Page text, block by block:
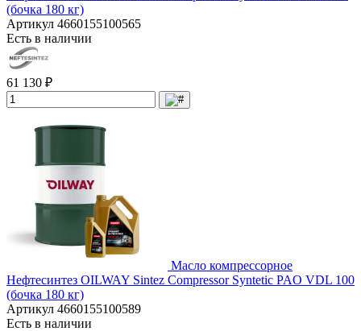
(бочка 180 кг)
Артикул 4660155100565
Есть в наличии
61 130 ₽
Масло компрессорное
Нефтесинтез OILWAY Sintez Сompressor Syntetic PAO VDL 100
(бочка 180 кг)
Артикул 4660155100589
Есть в наличии